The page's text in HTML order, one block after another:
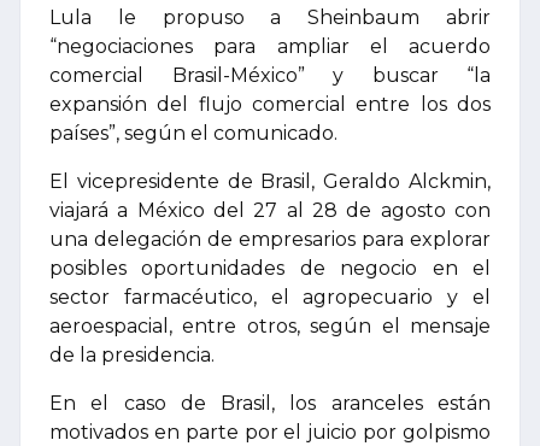
Lula le propuso a Sheinbaum abrir
“negociaciones para ampliar el acuerdo
comercial Brasil-México” y buscar “la
expansión del flujo comercial entre los dos
países”, según el comunicado.
El vicepresidente de Brasil, Geraldo Alckmin,
viajará a México del 27 al 28 de agosto con
una delegación de empresarios para explorar
posibles oportunidades de negocio en el
sector farmacéutico, el agropecuario y el
aeroespacial, entre otros, según el mensaje
de la presidencia.
En el caso de Brasil, los aranceles están
motivados en parte por el juicio por golpismo